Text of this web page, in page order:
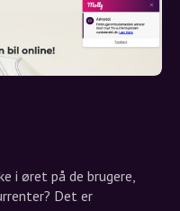
i øret på de brugere,
Det er